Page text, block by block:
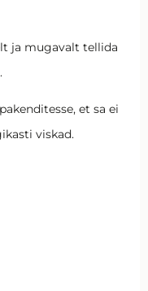
ja mugavalt tellida
et sa ei
viskad.